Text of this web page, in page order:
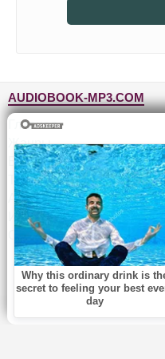
AUDIOBOOK-MP3.COM
Главная
Жанры
Блог
Топ-100
Авторы
Исполнители
Обратная связь